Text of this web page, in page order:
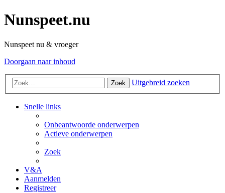
Nunspeet.nu
Nunspeet nu & vroeger
Doorgaan naar inhoud
Zoek Uitgebreid zoeken
Snelle links
Onbeantwoorde onderwerpen
Actieve onderwerpen
Zoek
V&A
Aanmelden
Registreer